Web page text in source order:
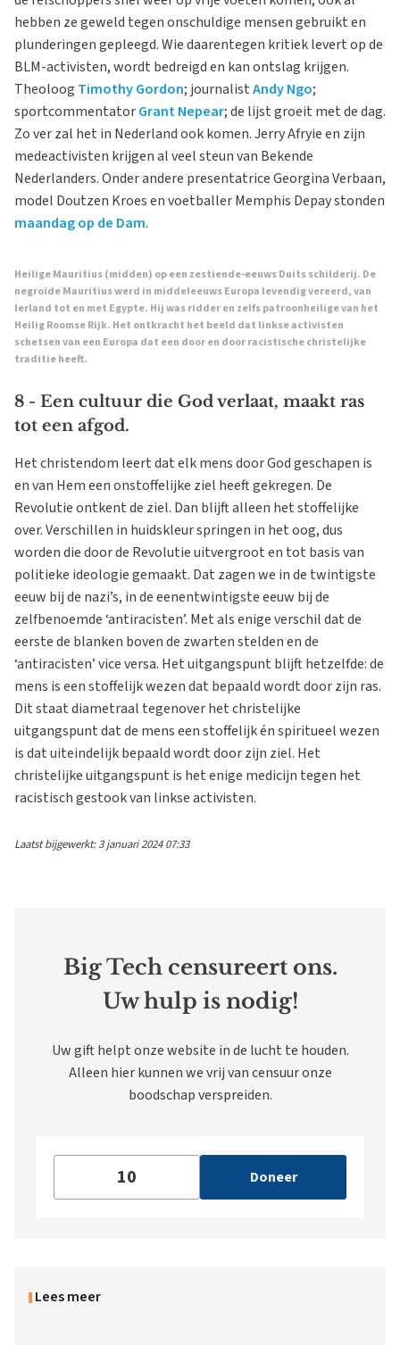
hebben ze geweld tegen onschuldige mensen gebruikt en
plunderingen gepleegd. Wie daarentegen kritiek levert op de
BLM-activisten, wordt bedreigd en kan ontslag krijgen.
Theoloog Timothy Gordon; journalistAndy Ngo;
sportcommentatorGrant Nepear; de lijst groeit met de dag.
Zo ver zal het in Nederland ook komen. Jerry Afryie en zijn
medeactivisten krijgen al veel steun van Bekende
Nederlanders. Onder andere presentatrice Georgina Verbaan,
model Doutzen Kroes en voetballer Memphis Depay stonden
maandag op de Dam.
Heilige Mauritius (midden) op een zestiende-eeuws Duits schilderij. De
negroïde Mauritius werd in middeleeuws Europa levendig vereerd, van
Ierland tot en met Egypte. Hij was ridder en zelfs patroonheilige van het
Heilig Roomse Rijk. Het ontkracht het beeld dat linkse activisten
schetsen van een Europa dat een door en door racistische christelijke
traditie heeft.
8 - Een cultuur die God verlaat, maakt ras
tot een afgod.
Het christendom leert dat elk mens door God geschapen is
en van Hem een onstoffelijke ziel heeft gekregen. De
Revolutie ontkent de ziel. Dan blijft alleen het stoffelijke
over. Verschillen in huidskleur springen in het oog, dus
worden die door de Revolutie uitvergroot en tot basis van
politieke ideologie gemaakt. Dat zagen we in de twintigste
eeuw bij de nazi’s, in de eenentwintigste eeuw bij de
zelfbenoemde ‘antiracisten’. Met als enige verschil dat de
eerste de blanken boven de zwarten stelden en de
‘antiracisten’ vice versa. Het uitgangspunt blijft hetzelfde: de
mens is een stoffelijk wezen dat bepaald wordt door zijn ras.
Dit staat diametraal tegenover het christelijke
uitgangspunt dat de mens een stoffelijk én spiritueel wezen
is dat uiteindelijk bepaald wordt door zijn ziel. Het
christelijke uitgangspunt is het enige medicijn tegen het
racistisch gestook van linkse activisten.
Laatst bijgewerkt: 3 januari 2024 07:33
Big Tech censureert ons.
Uw hulp is nodig!
Uw gift helpt onze website in de lucht te houden.
Alleen hier kunnen we vrij van censuur onze
boodschap verspreiden.
Doneer
Lees meer